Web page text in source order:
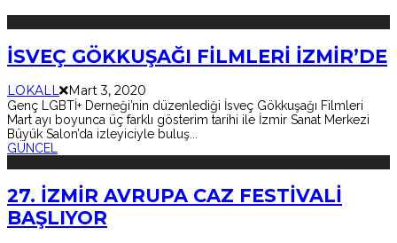
İSVEÇ GÖKKUŞAĞI FİLMLERİ İZMİR’DE
LOKALL Mart 3, 2020
Genç LGBTİ+ Derneği’nin düzenlediği İsveç Gökkuşağı Filmleri
Mart ayı boyunca üç farklı gösterim tarihi ile İzmir Sanat Merkezi
Büyük Salon’da izleyiciyle buluş
GÜNCEL
27. İZMİR AVRUPA CAZ FESTİVALİ
BAŞLIYOR